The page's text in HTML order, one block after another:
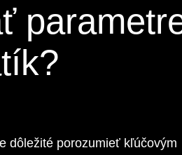
dôležité porozumieť kľúčovým